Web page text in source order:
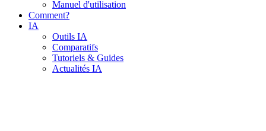
Manuel d'utilisation
Comment?
IA
Outils IA
Comparatifs
Tutoriels & Guides
Actualités IA